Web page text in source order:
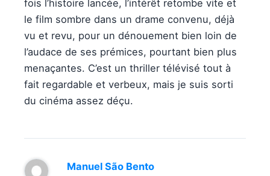
fois l’histoire lancée, l’intérêt retombe vite et
le film sombre dans un drame convenu, déjà
vu et revu, pour un dénouement bien loin de
l’audace de ses prémices, pourtant bien plus
menaçantes. C’est un thriller télévisé tout à
fait regardable et verbeux, mais je suis sorti
du cinéma assez déçu.
Manuel São Bento